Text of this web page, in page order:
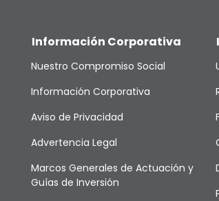
Información Corporativa
Nuestro Compromiso Social
Información Corporativa
Aviso de Privacidad
Advertencia Legal
Marcos Generales de Actuación y
Guías de Inversión